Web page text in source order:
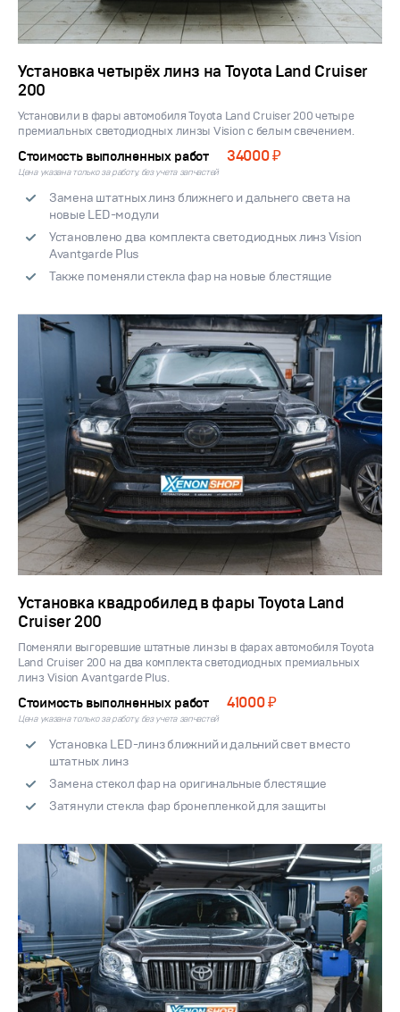
Установка четырёх линз на Toyota Land Cruiser
200
Установили в фары автомобиля Toyota Land Cruiser 200 четыре
премиальных светодиодных линзы Vision с белым свечением.
Стоимость выполненных работ 34000 ₽
Цена указана только за работу, без учета запчастей
Замена штатных линз ближнего и дальнего света на
новые LED-модули
Установлено два комплекта светодиодных линз Vision
Avantgarde Plus
Также поменяли стекла фар на новые блестящие
Установка квадробилед в фары Toyota Land
Cruiser 200
Поменяли выгоревшие штатные линзы в фарах автомобиля Toyota
Land Cruiser 200 на два комплекта светодиодных премиальных
линз Vision Avantgarde Plus.
Стоимость выполненных работ 41000 ₽
Цена указана только за работу, без учета запчастей
Установка LED-линз ближний и дальний свет вместо
штатных линз
Замена стекол фар на оригинальные блестящие
Затянули стекла фар бронепленкой для защиты